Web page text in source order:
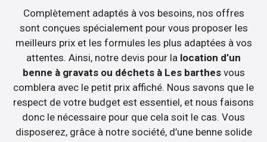
Complètement adaptés à vos besoins, nos offres
sont conçues spécialement pour vous proposer les
meilleurs prix et les formules les plus adaptées à vos
attentes. Ainsi, notre devis pour la location d’un
benne à gravats ou déchets à Les barthes vous
comblera avec le petit prix affiché. Nous savons que le
respect de votre budget est essentiel, et nous faisons
donc le nécessaire pour que cela soit le cas. Vous
disposerez, grâce à notre société, d’une benne solide